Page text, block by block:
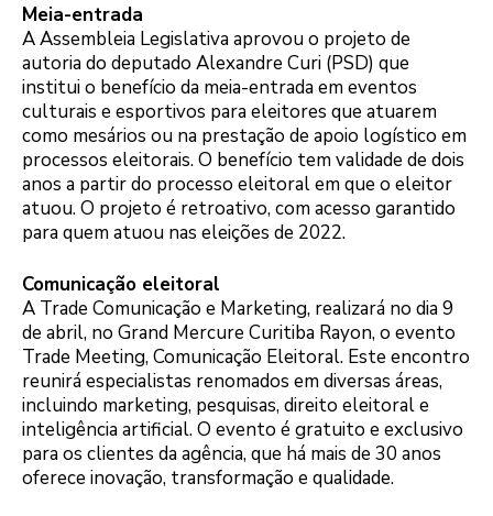
Meia-entrada
A Assembleia Legislativa aprovou o projeto de
autoria do deputado Alexandre Curi (PSD) que
institui o benefício da meia-entrada em eventos
culturais e esportivos para eleitores que atuarem
como mesários ou na prestação de apoio logístico em
processos eleitorais. O benefício tem validade de dois
anos a partir do processo eleitoral em que o eleitor
atuou. O projeto é retroativo, com acesso garantido
para quem atuou nas eleições de 2022.
Comunicação eleitoral
A Trade Comunicação e Marketing, realizará no dia 9
de abril, no Grand Mercure Curitiba Rayon, o evento
Trade Meeting, Comunicação Eleitoral. Este encontro
reunirá especialistas renomados em diversas áreas,
incluindo marketing, pesquisas, direito eleitoral e
inteligência artificial. O evento é gratuito e exclusivo
para os clientes da agência, que há mais de 30 anos
oferece inovação, transformação e qualidade.